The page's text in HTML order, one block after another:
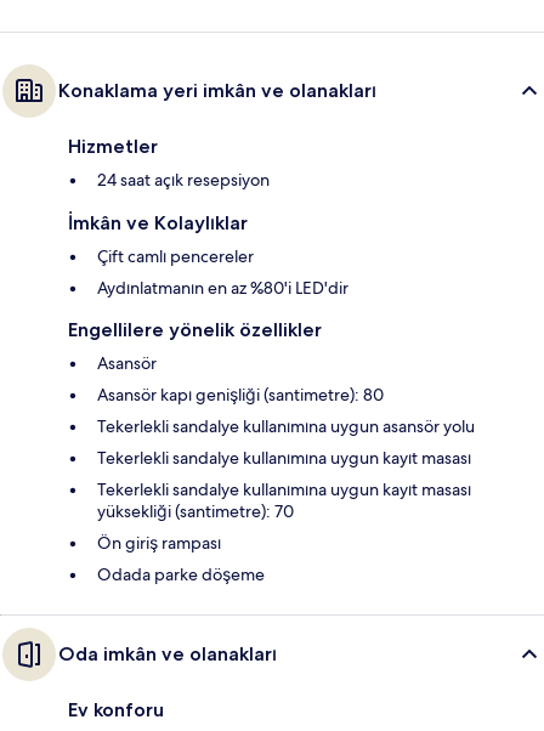
Konaklama yeri imkân ve olanakları
Hizmetler
24 saat açık resepsiyon
İmkân ve Kolaylıklar
Çift camlı pencereler
Aydınlatmanın en az %80'i LED'dir
Engellilere yönelik özellikler
Asansör
Asansör kapı genişliği (santimetre): 80
Tekerlekli sandalye kullanımına uygun asansör yolu
Tekerlekli sandalye kullanımına uygun kayıt masası
Tekerlekli sandalye kullanımına uygun kayıt masası
yüksekliği (santimetre): 70
Ön giriş rampası
Odada parke döşeme
Oda imkân ve olanakları
Ev konforu